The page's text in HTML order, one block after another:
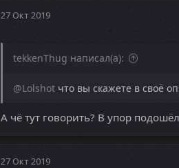
27 Окт 2019
tekkenThug написал(а):
@Lolshot что вы скажете в своё
А чё тут говорить? В упор
27 Окт 2019